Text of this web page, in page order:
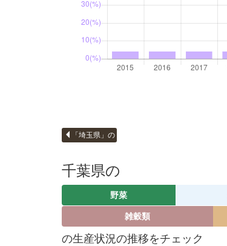
「埼玉県」の
千葉県の
野菜
雑穀類
の生産状況の推移をチェック